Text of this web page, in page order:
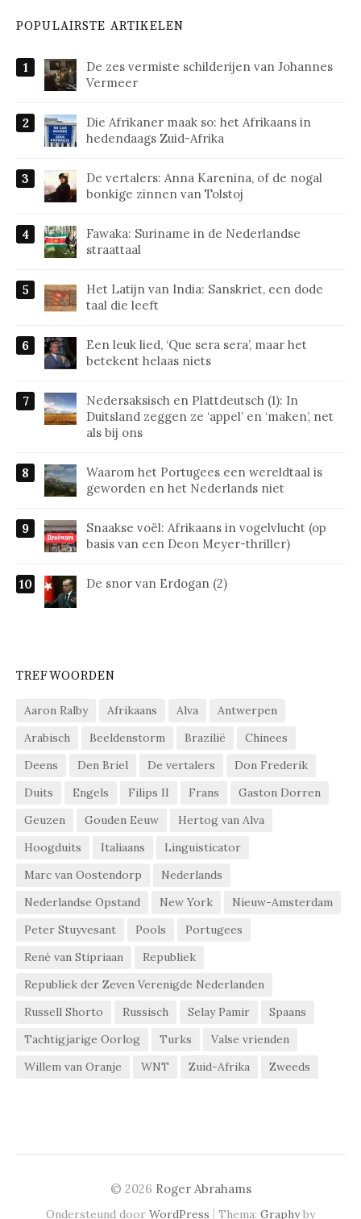
POPULAIRSTE ARTIKELEN
De zes vermiste schilderijen van Johannes
Vermeer
Die Afrikaner maak so: het Afrikaans in
hedendaags Zuid-Afrika
De vertalers: Anna Karenina, of de nogal
bonkige zinnen van Tolstoj
Fawaka: Suriname in de Nederlandse
straattaal
Het Latijn van India: Sanskriet, een dode
taal die leeft
Een leuk lied, ‘Que sera sera’, maar het
betekent helaas niets
Nedersaksisch en Plattdeutsch (1): In
Duitsland zeggen ze ‘appel’ en ‘maken’, net
als bij ons
Waarom het Portugees een wereldtaal is
geworden en het Nederlands niet
Snaakse voël: Afrikaans in vogelvlucht (op
basis van een Deon Meyer-thriller)
De snor van Erdogan (2)
TREFWOORDEN
Aaron Ralby Afrikaans Alva
Antwerpen
Arabisch
Beeldenstorm Brazilië
Chinees
Deens
Den Briel De vertalers
Don Frederik
Duits
Engels Filips II Frans
Gaston Dorren
Geuzen
Gouden Eeuw
Hertog van Alva
Hoogduits
Italiaans
Linguisticator
Marc van Oostendorp
Nederlands
Nederlandse Opstand
New York
Nieuw-Amsterdam
Peter Stuyvesant
Pools
Portugees
René van Stipriaan
Republiek
Republiek der Zeven Verenigde Nederlanden
Russell Shorto
Russisch Selay Pamir
Spaans
Tachtigjarige Oorlog
Turks
Valse vrienden
Willem van Oranje
WNT Zuid-Afrika Zweeds
© 2026 Roger Abrahams
Ondersteund door WordPress | Thema: Graphyby